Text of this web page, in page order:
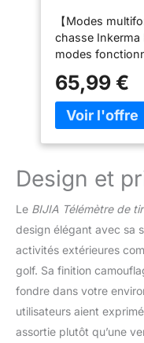
6X, Écran
Distance/
Pente/
(Hunter-E)
【Modes
chasse
modes
hauteur, mode
horizontale et
Il dispose
offrant ainsi
【Mesure
mesure simple,
mesure
cible, avec des
en temps réel
distance
droite. En
facilement
drapeau. 【
65,99 €
Design et
Le BIJIA Télémètre de
design élégant avec sa
activités extérieures
golf. Sa finition
fondre dans votre
utilisateurs aient
assortie plutôt qu’une